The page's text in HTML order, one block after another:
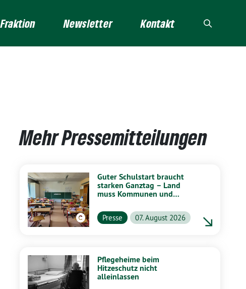
Fraktion Newsletter Kontakt
Mehr Pressemitteilungen
Guter Schulstart braucht
starken Ganztag – Land
muss Kommunen und
Presse 07. August 2026
Pflegeheime beim
Hitzeschutz nicht
alleinlassen